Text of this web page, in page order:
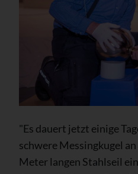
"Es dauert jetzt einige
schwere Messingkugel
Meter langen Stahlseil